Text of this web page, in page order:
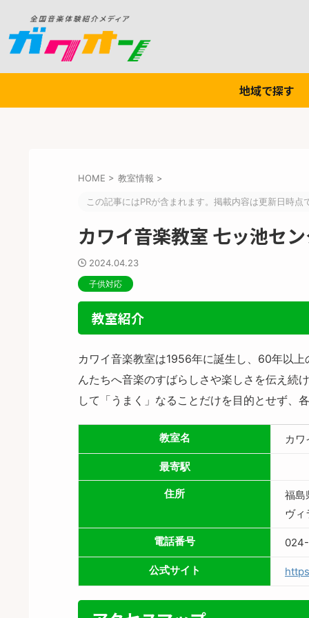
地域で探す
HOME > 教室情報 >
この記事にはPRが含まれます。掲載内容は更新日時点
カワイ音楽教室 七ッ池セ
2024.04.23
子供対応
教室紹介
カワイ音楽教室は1956年に誕生し、60年以
んたちへ音楽のすばらしさや楽しさを伝え続
して「うまく」なることだけを目的とせず、
教室名 カ
最寄駅
住所
福島
ヴィ
電話番号
公式サイト